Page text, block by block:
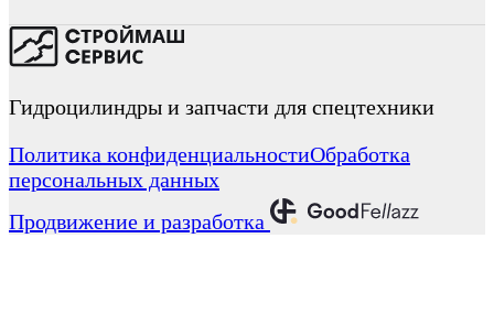
Гидроцилиндры и запчасти для спецтехники
Политика конфиденциальностиОбработка
персональных данных
Продвижение и разработка